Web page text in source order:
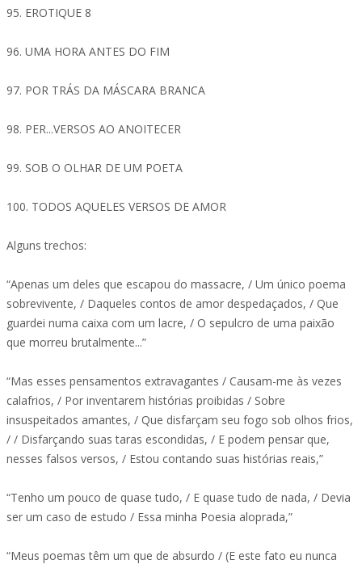
95. EROTIQUE 8
96. UMA HORA ANTES DO FIM
97. POR TRÁS DA MÁSCARA BRANCA
98. PER...VERSOS AO ANOITECER
99. SOB O OLHAR DE UM POETA
100. TODOS AQUELES VERSOS DE AMOR
Alguns trechos:
“Apenas um deles que escapou do massacre, / Um único poema
sobrevivente, / Daqueles contos de amor despedaçados, / Que
guardei numa caixa com um lacre, / O sepulcro de uma paixão
que morreu brutalmente...”
“Mas esses pensamentos extravagantes / Causam-me às vezes
calafrios, / Por inventarem histórias proibidas / Sobre
insuspeitados amantes, / Que disfarçam seu fogo sob olhos frios,
/ / Disfarçando suas taras escondidas, / E podem pensar que,
nesses falsos versos, / Estou contando suas histórias reais,”
“Tenho um pouco de quase tudo, / E quase tudo de nada, / Devia
ser um caso de estudo / Essa minha Poesia aloprada,”
“Meus poemas têm um que de absurdo / (E este fato eu nunca